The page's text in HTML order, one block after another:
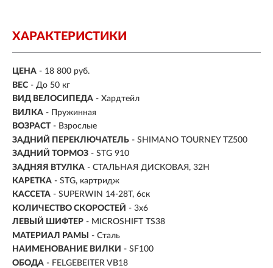
ХАРАКТЕРИСТИКИ
ЦЕНА - 18 800 руб.
ВЕС - До 50 кг
ВИД ВЕЛОСИПЕДА - Хардтейл
ВИЛКА - Пружинная
ВОЗРАСТ - Взрослые
ЗАДНИЙ ПЕРЕКЛЮЧАТЕЛЬ - SHIMANO TOURNEY TZ500
ЗАДНИЙ ТОРМОЗ - STG 910
ЗАДНЯЯ ВТУЛКА - СТАЛЬНАЯ ДИСКОВАЯ, 32H
КАРЕТКА - STG, картридж
КАССЕТА - SUPERWIN 14-28T, 6ск
КОЛИЧЕСТВО СКОРОСТЕЙ - 3x6
ЛЕВЫЙ ШИФТЕР - MICROSHIFT TS38
МАТЕРИАЛ РАМЫ
- Сталь
НАИМЕНОВАНИЕ ВИЛКИ - SF100
ОБОДА - FELGEBEITER VB18